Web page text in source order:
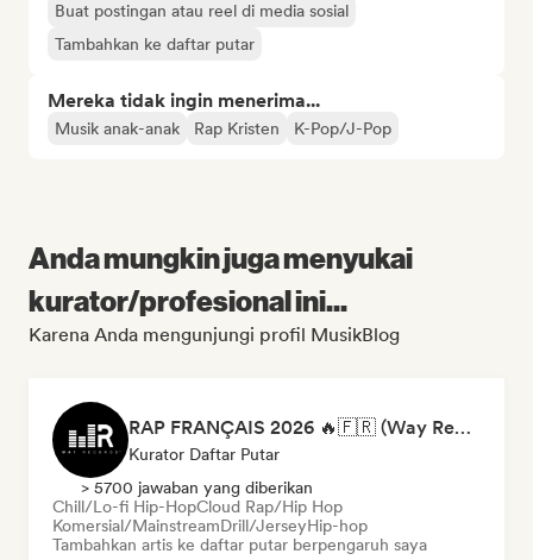
Buat postingan atau reel di media sosial
Tambahkan ke daftar putar
Mereka tidak ingin menerima...
Musik anak-anak Rap Kristen K-Pop/J-Pop
Anda mungkin juga menyukai
kurator/profesional ini...
Karena Anda mengunjungi profil MusikBlog
RAP FRANÇAIS 2026 🔥🇫🇷 (Way Records)
Kurator Daftar Putar
> 5700 jawaban yang diberikan
Chill/Lo-fi Hip-HopCloud Rap/Hip Hop
Komersial/MainstreamDrill/JerseyHip-hop
Tambahkan artis ke daftar putar berpengaruh saya